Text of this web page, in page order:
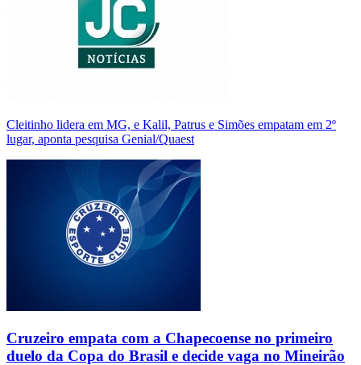
Cleitinho lidera em MG, e Kalil, Patrus e Simões empatam em 2º
lugar, aponta pesquisa Genial/Quaest
Cruzeiro empata com a Chapecoense no primeiro
duelo da Copa do Brasil e decide vaga no Mineirão